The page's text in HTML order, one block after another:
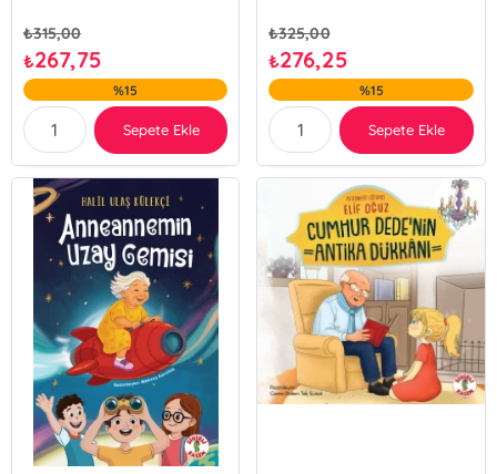
₺315,00
₺267,75
%15
Sepete Ekle
₺325,00
₺276,25
%15
Sepete Ekle